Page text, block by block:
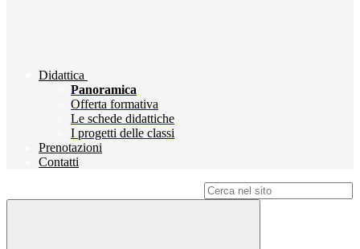
Didattica
Panoramica
Offerta formativa
Le schede didattiche
I progetti delle classi
Prenotazioni
Contatti